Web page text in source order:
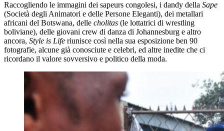
Raccogliendo le immagini dei sapeurs congolesi, i dandy della Sape
(Società degli Animatori e delle Persone Eleganti), dei metallari
africani del Botswana, delle cholitas (le lottatrici di wrestling
boliviane), delle giovani crew di danza di Johannesburg e altro
ancora, Style is Life riunisce così nella sua esposizione ben 90
fotografie, alcune già conosciute e celebri, ed altre inedite che ci
ricordano il valore sovversivo e politico della moda.